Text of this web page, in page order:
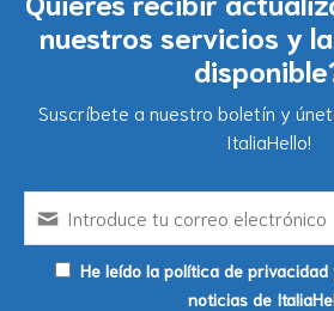
nuestros servicios y
Suscríbete a nuestro boletín y
ItaliaHello!
He leído la política de
noticias de